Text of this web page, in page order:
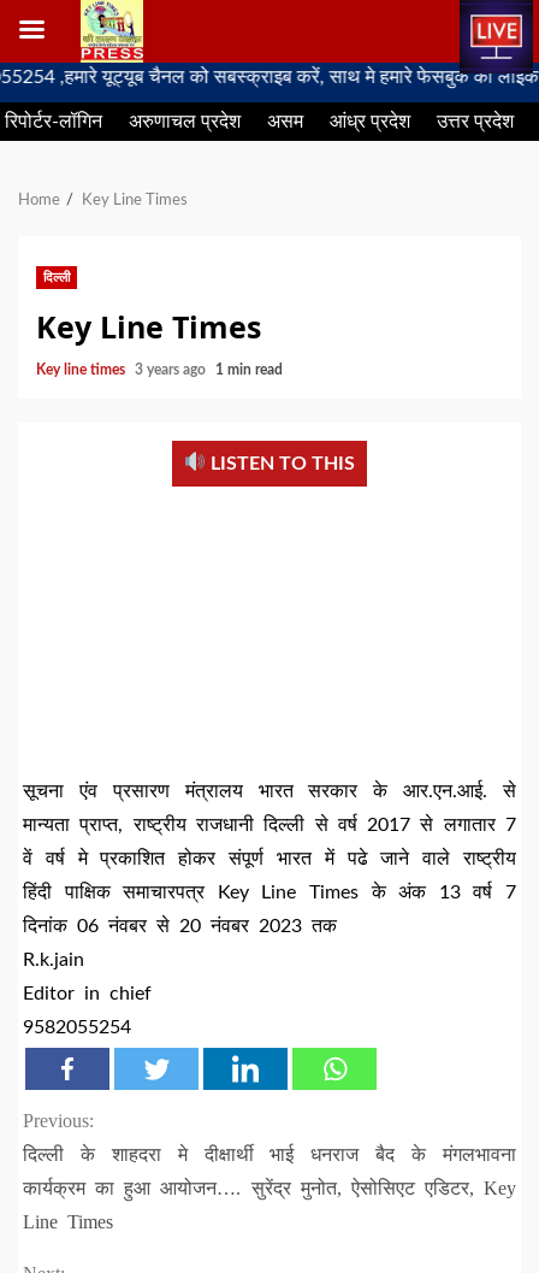
Skip
to
content
यूट्यूब चैनल को सबस्क्राइब करें, साथ मे हमारे फेसबुक को लाइक जरूर
रिपोर्टर-लॉगिन अरुणाचल प्रदेश असम आंध्र प्रदेश उत्तर प्रदेश
Home Key Line Times
दिल्ली
Key Line Times
Key line times 3 years ago 1 min read
LISTEN TO THIS
सूचना एंव प्रसारण मंत्रालय भारत सरकार के आर.एन.आई. से
मान्यता प्राप्त, राष्ट्रीय राजधानी दिल्ली से वर्ष 2017 से लगातार 7
वें वर्ष मे प्रकाशित होकर संपूर्ण भारत में पढे जाने वाले राष्ट्रीय
हिंदी पाक्षिक समाचारपत्र Key Line Times के अंक 13 वर्ष 7
दिनांक 06 नंवबर से 20 नंवबर 2023 तक
R.k.jain
Editor in chief
9582055254
Continue
Reading
Previous:
दिल्ली के शाहदरा मे दीक्षार्थी भाई धनराज बैद के मंगलभावना
कार्यक्रम का हुआ आयोजन…. सुरेंद्र मुनोत, ऐसोसिएट एडिटर, Key
Line Times